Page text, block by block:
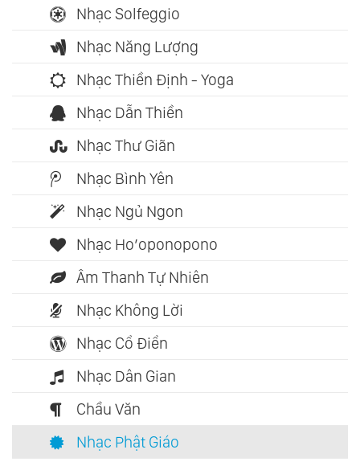
Nhạc Solfeggio
Nhạc Năng Lượng
Nhạc Thiền Định - Yoga
Nhạc Dẫn Thiền
Nhạc Thư Giãn
Nhạc Bình Yên
Nhạc Ngủ Ngon
Nhạc Ho’oponopono
Âm Thanh Tự Nhiên
Nhạc Không Lời
Nhạc Cổ Điển
Nhạc Dân Gian
Chầu Văn
Nhạc Phật Giáo